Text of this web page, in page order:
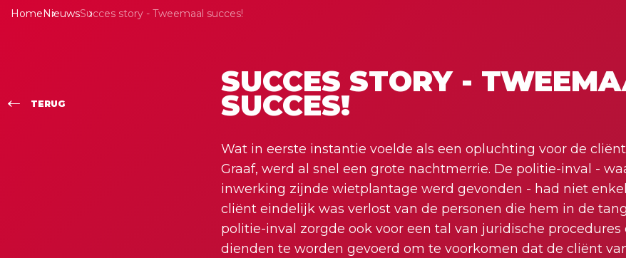
HomeNieuwsSucces story - Tweemaal succes!
TERUG
SUCCES STORY -
SUCCES!
Wat in eerste instantie voelde als een opluchting voor de
Graaf, werd al snel een grote nachtmerrie. De politie-inval -
inwerking zijnde wietplantage werd gevonden - had niet
cliënt eindelijk was verlost van de personen die hem in de
politie-inval zorgde ook voor een tal van juridische
dienden te worden gevoerd om te voorkomen dat de cliënt